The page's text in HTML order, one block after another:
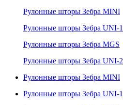
Рулонные шторы Зебра MINI
Рулонные шторы Зебра UNI-1
Рулонные шторы Зебра MGS
Рулонные шторы Зебра UNI-2
Рулонные шторы Зебра MINI
Рулонные шторы Зебра UNI-1